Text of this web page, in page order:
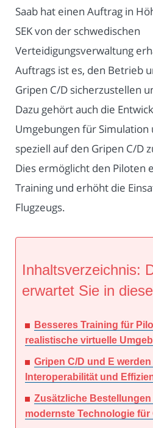
Saab hat einen Auftrag in
SEK von der schwedischen
Verteidigungsverwaltung
Auftrags ist es, den Betrieb
Gripen C/D sicherzustellen
Dazu gehört auch die
Umgebungen für Simulation
speziell auf den Gripen C/D
Dies ermöglicht den Piloten
Training und erhöht die
Flugzeugs.
Inhaltsverzeichnis:
erwartet Sie in
Besseres Training für
realistische virtuelle
Gripen C/D und E
Interoperabilität und
Zusätzliche
modernste Technologie für